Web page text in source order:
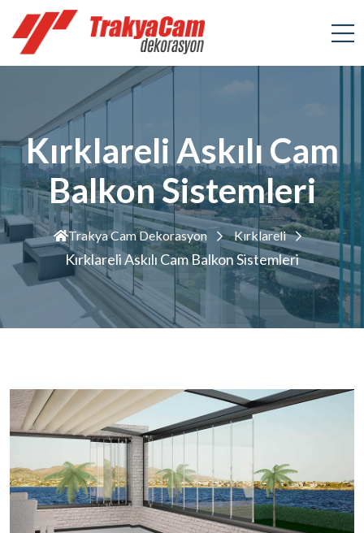
Kırklareli Askılı Cam
Balkon Sistemleri
Trakya Cam Dekorasyon Kırklareli
Kırklareli Askılı Cam Balkon Sistemleri